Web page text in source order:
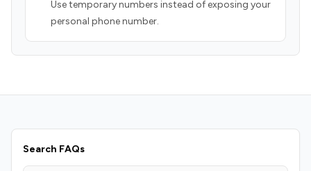
Use temporary numbers instead of exposing your
personal phone number.
Search FAQs